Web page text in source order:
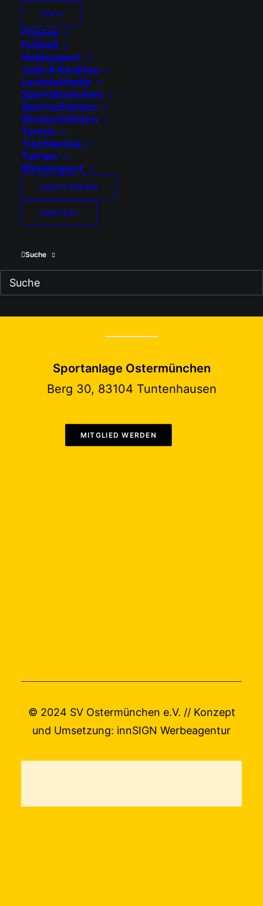
SVO
Fitness
Fußball
Hobbysport
Judo & Kenjitsu
Leichtathletik
Sportabzeichen
Sportschützen
Stockschützen
Tennis
Tischtennis
Turnen
Wintersport
HAUPTVEREIN
KONTAKT
Suche
Martin Kendlinger
0162 7239159
Haftungsausschluss (Disclaimer)
Cookie-Richtlinie (EU)
SV Ostermünchen e.V.
Sportanlage Ostermünchen
Berg 30, 83104 Tuntenhausen
MITGLIED WERDEN
© 2024 SV Ostermünchen e.V. // Konzept
und Umsetzung: innSIGN Werbeagentur